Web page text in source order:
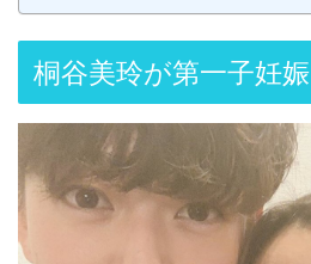
桐谷美玲が第一子妊娠